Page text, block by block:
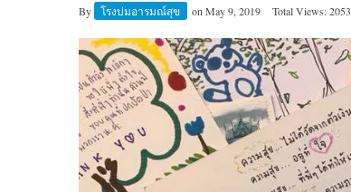
By โรงบ่มอารมณ์สุข on May 9, 2019 Total Views: 2053